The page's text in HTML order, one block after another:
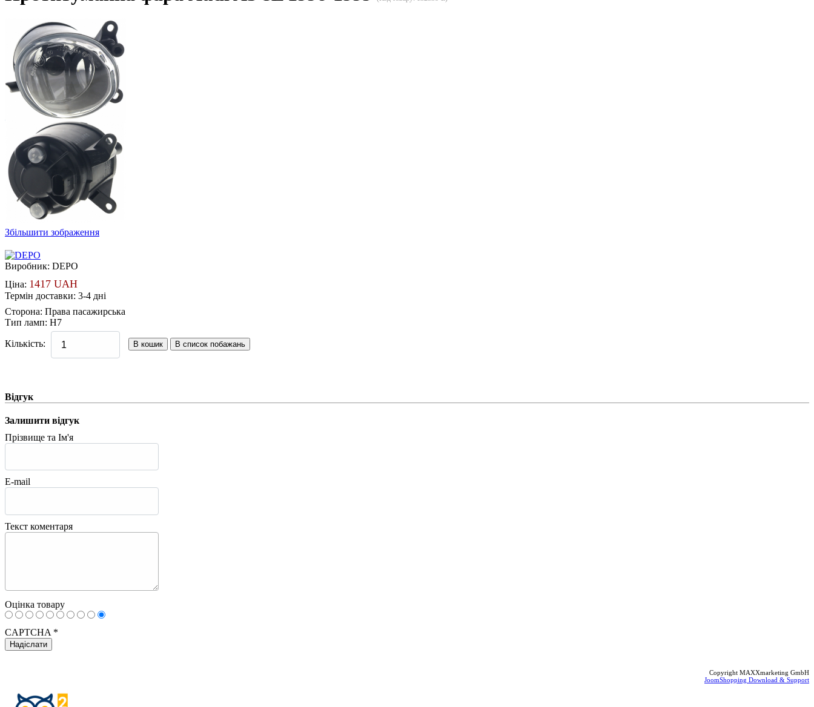
Збільшити зображення
Виробник: DEPO
Ціна: 1417 UAH
Термін доставки: 3-4 дні
Сторона: Права пасажирська
Тип ламп: H7
Кількість:
Відгук
Залишити відгук
Прізвище та Ім'я
E-mail
Текст коментаря
Оцінка товару
CAPTCHA *
Copyright MAXXmarketing GmbH
JoomShopping Download & Support